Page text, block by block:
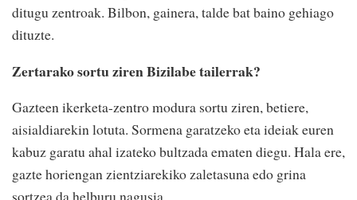
ditugu zentroak. Bilbon, gainera, talde bat baino gehiago
dituzte.
Zertarako sortu ziren Bizilabe tailerrak?
Gazteen ikerketa-zentro modura sortu ziren, betiere,
aisialdiarekin lotuta. Sormena garatzeko eta ideiak euren
kabuz garatu ahal izateko bultzada ematen diegu. Hala ere,
gazte horiengan zientziarekiko zaletasuna edo grina
sortzea da helburu nagusia.